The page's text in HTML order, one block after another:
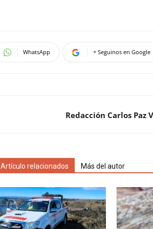
WhatsApp + Seguinos en Google
Redacción Carlos Paz
Artículo relacionados Más del autor